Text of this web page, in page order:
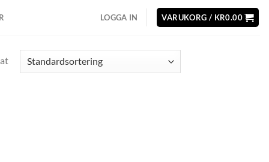
LOGGA IN VARUKORG / KR0.00